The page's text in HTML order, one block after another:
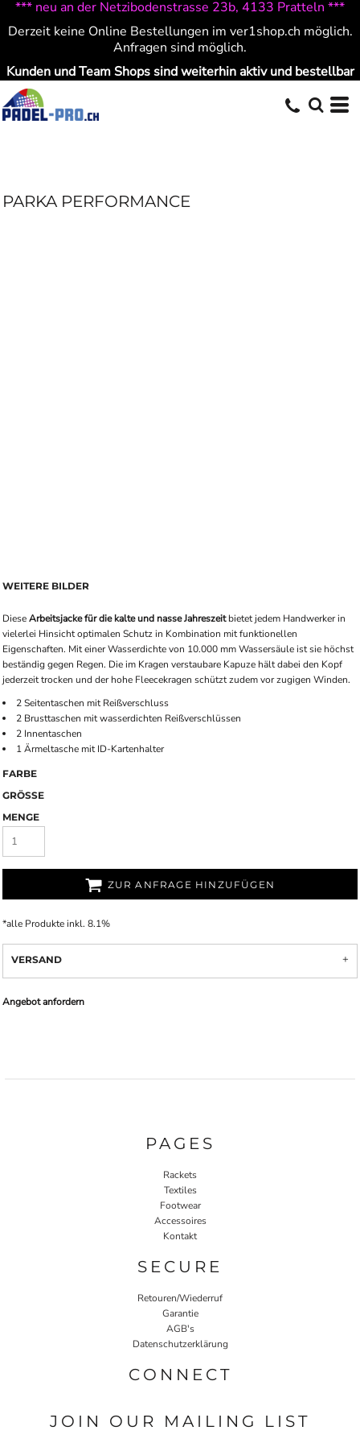
*** neu an der Netzibodenstrasse 23b, 4133 Pratteln ***
Derzeit keine Online Bestellungen im ver1shop.ch möglich.
Anfragen sind möglich.
Kunden und Team Shops sind weiterhin aktiv und bestellbar
PARKA PERFORMANCE
WEITERE BILDER
DieseArbeitsjacke für die kalte und nasse Jahreszeitbietet jedem Handwerker in
vielerlei Hinsicht optimalen Schutz in Kombination mit funktionellen
Eigenschaften. Mit einer Wasserdichte von 10.000 mm Wassersäule ist sie höchst
beständig gegen Regen. Die im Kragen verstaubare Kapuze hält dabei den Kopf
jederzeit trocken und der hohe Fleecekragen schützt zudem vor zugigen Winden.
2 Seitentaschen mit Reißverschluss
2 Brusttaschen mit wasserdichten Reißverschlüssen
2 Innentaschen
1 Ärmeltasche mit ID-Kartenhalter
FARBE
GRÖSSE
MENGE
ZUR ANFRAGE HINZUFÜGEN
*alle Produkte inkl. 8.1%
VERSAND
Angebot anfordern
PAGES
Rackets
Textiles
Footwear
Accessoires
Kontakt
SECURE
Retouren/Wiederruf
Garantie
AGB's
Datenschutzerklärung
CONNECT
JOIN OUR MAILING LIST